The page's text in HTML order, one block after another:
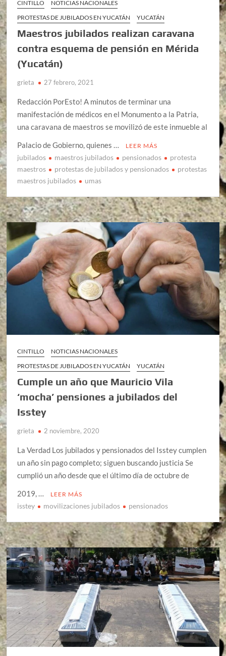
CINTILLO
NOTICIAS NACIONALES
PROTESTAS DE JUBILADOS EN YUCATÁN
YUCATÁN
Maestros jubilados realizan caravana
contra esquema de pensión en Mérida
(Yucatán)
grieta 27 febrero, 2021
Redacción PorEsto! A minutos de terminar una
manifestación de médicos en el Monumento a la Patria,
una caravana de maestros se movilizó de este inmueble al
Palacio de Gobierno, quienes …
LEER MÁS
jubilados maestros jubilados pensionados
protesta
maestros
protestas de jubilados y pensionados
protestas
maestros jubilados
umas
CINTILLO
NOTICIAS NACIONALES
PROTESTAS DE JUBILADOS EN YUCATÁN
YUCATÁN
Cumple un año que Mauricio Vila
‘mocha’ pensiones a jubilados del
Isstey
grieta 2 noviembre, 2020
La Verdad Los jubilados y pensionados del Isstey cumplen
un año sin pago completo; siguen buscando justicia Se
cumplió un año desde que el último día de octubre de
2019, …
LEER MÁS
isstey movilizaciones jubilados pensionados